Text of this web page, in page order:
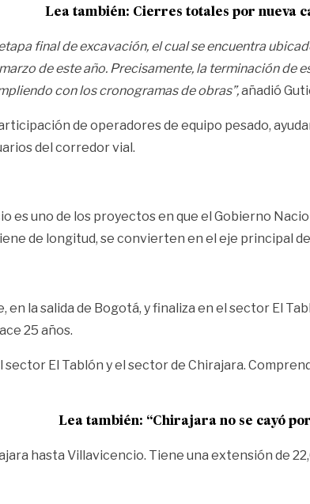
Lea también: Cierres totales por nueva
final de excavación, el cual se encuentra
de este año. Precisamente, la terminación
con los cronogramas de obras”,añadió
de operadores de equipo pesado,
del corredor vial.
es uno de los proyectos en que el Gobierno
de longitud, se convierten en el eje principal
en la salida de Bogotá, y finaliza en el sector El
25 años.
sector El Tablón y el sector de Chirajara.
Lea también: “Chirajara no se cayó
hasta Villavicencio. Tiene una extensión de